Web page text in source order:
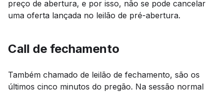
preço de abertura, e por isso, não se pode cancelar
uma oferta lançada no leilão de pré-abertura.
Call de fechamento
Também chamado de leilão de fechamento, são os
últimos cinco minutos do pregão. Na sessão normal